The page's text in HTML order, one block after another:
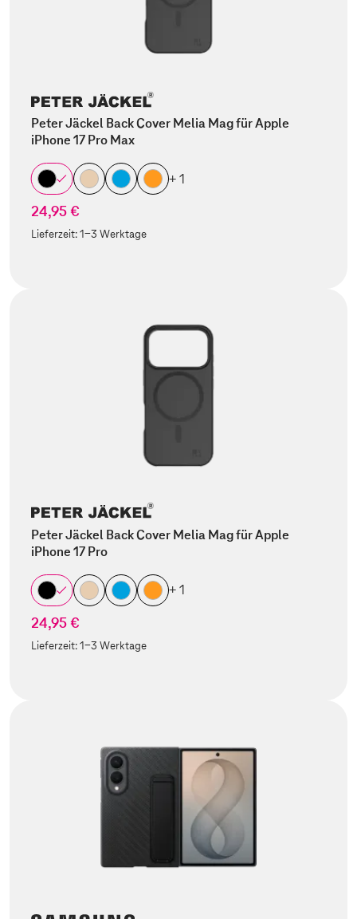
Peter Jäckel Back Cover Melia Mag für Apple
iPhone 17 Pro Max
+ 1
24,95 €
Lieferzeit:1-3 Werktage
Peter Jäckel Back Cover Melia Mag für Apple
iPhone 17 Pro
+ 1
24,95 €
Lieferzeit:1-3 Werktage